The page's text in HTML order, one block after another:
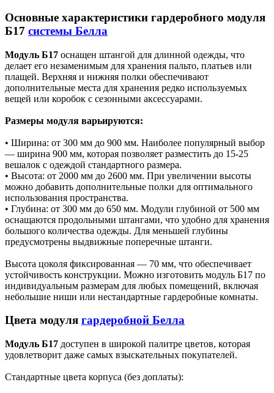
Основные характеристики гардеробного модуля
Б17 системы Белла
Модуль Б17 оснащен штангой для длинной одежды, что
делает его незаменимым для хранения пальто, платьев или
плащей. Верхняя и нижняя полки обеспечивают
дополнительные места для хранения редко используемых
вещей или коробок с сезонными аксессуарами.
Размеры модуля варьируются:
• Ширина: от 300 мм до 900 мм. Наиболее популярный выбор
— ширина 900 мм, которая позволяет разместить до 15-25
вешалок с одеждой стандартного размера.
• Высота: от 2000 мм до 2600 мм. При увеличении высоты
можно добавить дополнительные полки для оптимального
использования пространства.
• Глубина: от 300 мм до 650 мм. Модули глубиной от 500 мм
оснащаются продольными штангами, что удобно для хранения
большого количества одежды. Для меньшей глубины
предусмотрены выдвижные поперечные штанги.
Высота цоколя фиксированная — 70 мм, что обеспечивает
устойчивость конструкции. Можно изготовить модуль Б17 по
индивидуальным размерам для любых помещений, включая
небольшие ниши или нестандартные гардеробные комнаты.
Цвета модуля гардеробной Белла
Модуль Б17 доступен в широкой палитре цветов, которая
удовлетворит даже самых взыскательных покупателей.
Стандартные цвета корпуса (без доплаты):